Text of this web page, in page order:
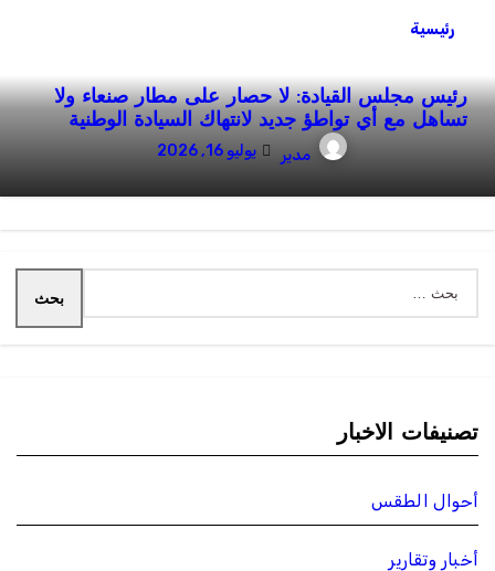
رئيسية
رئيس مجلس القيادة: لا حصار على مطار صنعاء ولا
تساهل مع أي تواطؤ جديد لانتهاك السيادة الوطنية
مدير يوليو 16, 2026
عن:
تصنيفات الاخبار
أحوال الطقس
أخبار وتقارير